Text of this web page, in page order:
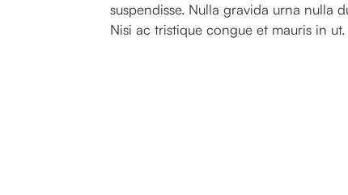
suspendisse. Nulla gravida urna nulla
Nisi ac tristique congue et mauris in ut.